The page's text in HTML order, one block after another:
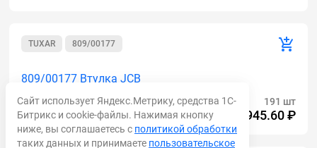
TUXAR 809/00177
809/00177 Втулка JCB
191 шт
1 945.60 ₽
Сайт использует Яндекс.Метрику, средства 1С-
Битрикс и cookie-файлы. Нажимая кнопку
ниже, вы соглашаетесь с политикой обработки
таких данных и принимаете пользовательское